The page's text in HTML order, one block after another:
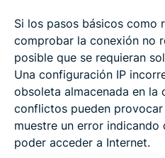
Si los pasos básicos como
comprobar la conexión no
posible que se requieran
Una configuración IP
obsoleta almacenada en la
conflictos pueden
muestre un error
poder acceder a Internet.